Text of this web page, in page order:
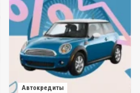
Автокредиты